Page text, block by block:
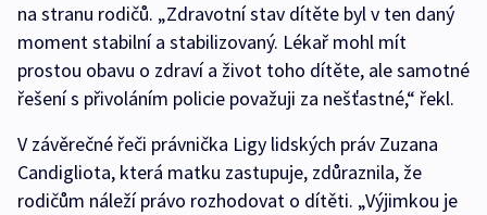
na stranu rodičů. „Zdravotní stav dítěte byl v ten daný
moment stabilní a stabilizovaný. Lékař mohl mít
prostou obavu o zdraví a život toho dítěte, ale samotné
řešení s přivoláním policie považuji za nešťastné,“ řekl.
V závěrečné řeči právnička Ligy lidských práv Zuzana
Candigliota, která matku zastupuje, zdůraznila, že
rodičům náleží právo rozhodovat o dítěti. „Výjimkou je